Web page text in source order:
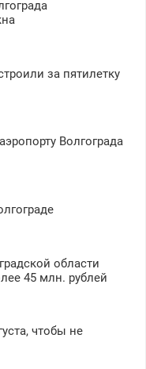
за пятилетку
Волгограда
области
45 млн. рублей
чтобы не